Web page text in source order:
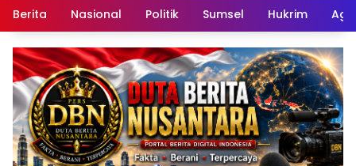
Berita Nasional Politik Sumsel Hukrim